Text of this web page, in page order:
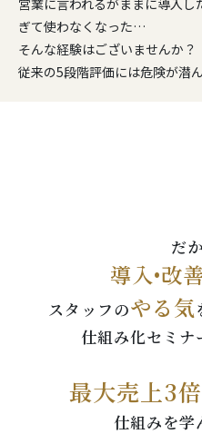
営業に言われるがままに導入
ぎて使わなくなった…
そんな経験はございませんか？
従来の5段階評価には危険が潜ん
だ
導入•改
スタッフのやる気
仕組み化セミナ
最大売上3
仕組みを学